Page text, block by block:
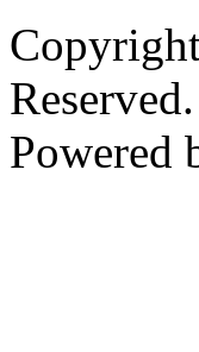
Reserved.
Powered